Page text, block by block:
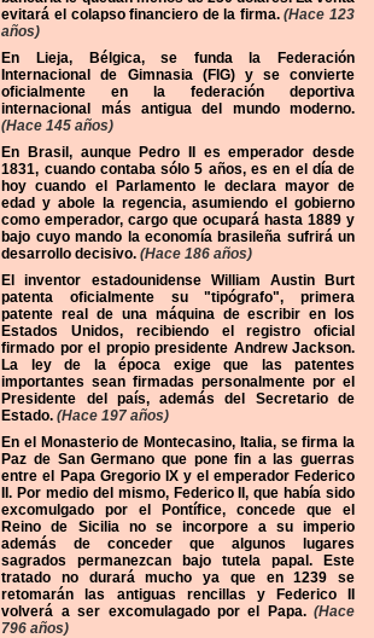
evitará el colapso financiero de la firma.(Hace 123
años)
En Lieja, Bélgica, se funda la Federación
Internacional de Gimnasia (FIG) y se convierte
oficialmente en la federación deportiva
internacional más antigua del mundo moderno.
(Hace 145 años)
En Brasil, aunque Pedro II es emperador desde
1831, cuando contaba sólo 5 años, es en el día de
hoy cuando el Parlamento le declara mayor de
edad y abole la regencia, asumiendo el gobierno
como emperador, cargo que ocupará hasta 1889 y
bajo cuyo mando la economía brasileña sufrirá un
desarrollo decisivo. (Hace 186 años)
El inventor estadounidense William Austin Burt
patenta oficialmente su "tipógrafo", primera
patente real de una máquina de escribir en los
Estados Unidos, recibiendo el registro oficial
firmado por el propio presidente Andrew Jackson.
La ley de la época exige que las patentes
importantes sean firmadas personalmente por el
Presidente del país, además del Secretario de
Estado. (Hace 197 años)
En el Monasterio de Montecasino, Italia, se firma la
Paz de San Germano que pone fin a las guerras
entre el Papa Gregorio IX y el emperador Federico
II. Por medio del mismo, Federico II, que había sido
excomulgado por el Pontífice, concede que el
Reino de Sicilia no se incorpore a su imperio
además de conceder que algunos lugares
sagrados permanezcan bajo tutela papal. Este
tratado no durará mucho ya que en 1239 se
retomarán las antiguas rencillas y Federico II
volverá a ser excomulagado por el Papa.(Hace
796 años)